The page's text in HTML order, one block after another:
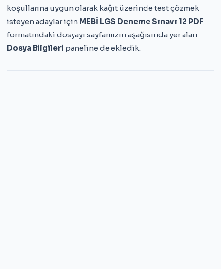
koşullarına uygun olarak kağıt üzerinde test çözmek
isteyen adaylar için MEBİ LGS Deneme Sınavı 12 PDF
formatındaki dosyayı sayfamızın aşağısında yer alan
Dosya Bilgileri paneline de ekledik.